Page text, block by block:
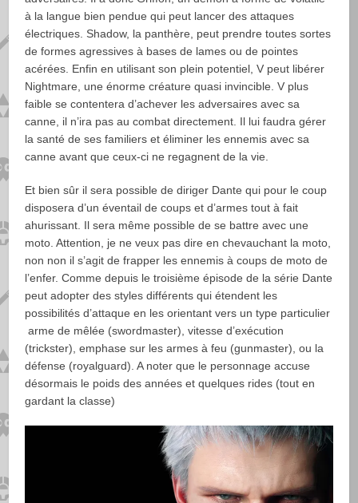
à la langue bien pendue qui peut lancer des attaques
électriques. Shadow, la panthère, peut prendre toutes sortes
de formes agressives à bases de lames ou de pointes
acérées. Enfin en utilisant son plein potentiel, V peut libérer
Nightmare, une énorme créature quasi invincible. V plus
faible se contentera d’achever les adversaires avec sa
canne, il n’ira pas au combat directement. Il lui faudra gérer
la santé de ses familiers et éliminer les ennemis avec sa
canne avant que ceux-ci ne regagnent de la vie.
Et bien sûr il sera possible de diriger Dante qui pour le coup
disposera d’un éventail de coups et d’armes tout à fait
ahurissant. Il sera même possible de se battre avec une
moto. Attention, je ne veux pas dire en chevauchant la moto,
non non il s’agit de frapper les ennemis à coups de moto de
l’enfer. Comme depuis le troisième épisode de la série Dante
peut adopter des styles différents qui étendent les
possibilités d’attaque en les orientant vers un type particulier
arme de mêlée (swordmaster), vitesse d’exécution
(trickster), emphase sur les armes à feu (gunmaster), ou la
défense (royalguard). A noter que le personnage accuse
désormais le poids des années et quelques rides (tout en
gardant la classe)